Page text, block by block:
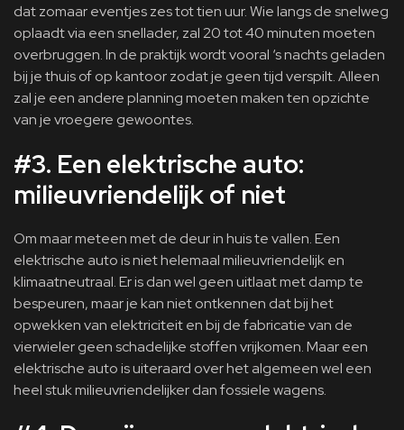
dat zomaar eventjes zes tot tien uur. Wie langs de snelweg
oplaadt via een snellader, zal 20 tot 40 minuten moeten
overbruggen. In de praktijk wordt vooral ‘s nachts geladen
bij je thuis of op kantoor zodat je geen tijd verspilt. Alleen
zal je een andere planning moeten maken ten opzichte
van je vroegere gewoontes.
#3. Een elektrische auto:
milieuvriendelijk of niet
Om maar meteen met de deur in huis te vallen. Een
elektrische auto is niet helemaal milieuvriendelijk en
klimaatneutraal. Er is dan wel geen uitlaat met damp te
bespeuren, maar je kan niet ontkennen dat bij het
opwekken van elektriciteit en bij de fabricatie van de
vierwieler geen schadelijke stoffen vrijkomen. Maar een
elektrische auto is uiteraard over het algemeen wel een
heel stuk milieuvriendelijker dan fossiele wagens.